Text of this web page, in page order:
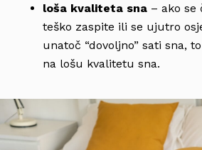
loša kvaliteta sna – ako se
teško zaspite ili se ujutro
unatoč “dovoljno” sati sna,
na lošu kvalitetu sna.